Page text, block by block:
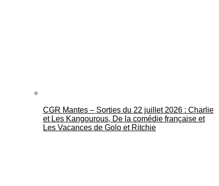
CGR Mantes – Sorties du 22 juillet 2026 : Charlie
et Les Kangourous, De la comédie française et
Les Vacances de Golo et Ritchie